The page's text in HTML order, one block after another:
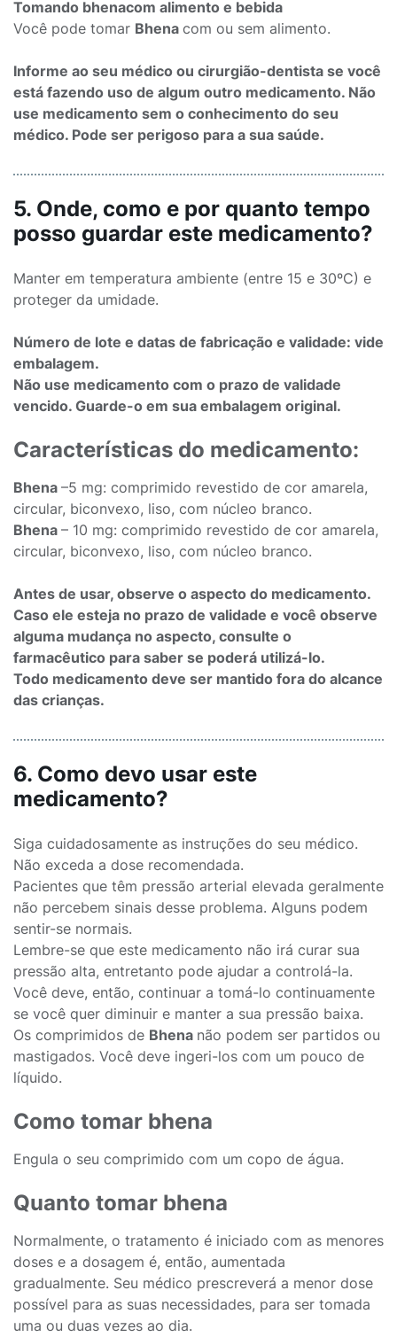
Tomando bhenacom alimento e bebida
Você pode tomar Bhena com ou sem alimento.
Informe ao seu médico ou cirurgião-dentista se você
está fazendo uso de algum outro medicamento. Não
use medicamento sem o conhecimento do seu
médico. Pode ser perigoso para a sua saúde.
5. Onde, como e por quanto tempo
posso guardar este medicamento?
Manter em temperatura ambiente (entre 15 e 30ºC) e
proteger da umidade.
Número de lote e datas de fabricação e validade: vide
embalagem.
Não use medicamento com o prazo de validade
vencido. Guarde-o em sua embalagem original.
Características do medicamento:
Bhena –5 mg: comprimido revestido de cor amarela,
circular, biconvexo, liso, com núcleo branco.
Bhena – 10 mg: comprimido revestido de cor amarela,
circular, biconvexo, liso, com núcleo branco.
Antes de usar, observe o aspecto do medicamento.
Caso ele esteja no prazo de validade e você observe
alguma mudança no aspecto, consulte o
farmacêutico para saber se poderá utilizá-lo.
Todo medicamento deve ser mantido fora do alcance
das crianças.
6. Como devo usar este
medicamento?
Siga cuidadosamente as instruções do seu médico.
Não exceda a dose recomendada.
Pacientes que têm pressão arterial elevada geralmente
não percebem sinais desse problema. Alguns podem
sentir-se normais.
Lembre-se que este medicamento não irá curar sua
pressão alta, entretanto pode ajudar a controlá-la.
Você deve, então, continuar a tomá-lo continuamente
se você quer diminuir e manter a sua pressão baixa.
Os comprimidos de Bhena não podem ser partidos ou
mastigados. Você deve ingeri-los com um pouco de
líquido.
Como tomar bhena
Engula o seu comprimido com um copo de água.
Quanto tomar bhena
Normalmente, o tratamento é iniciado com as menores
doses e a dosagem é, então, aumentada
gradualmente. Seu médico prescreverá a menor dose
possível para as suas necessidades, para ser tomada
uma ou duas vezes ao dia.